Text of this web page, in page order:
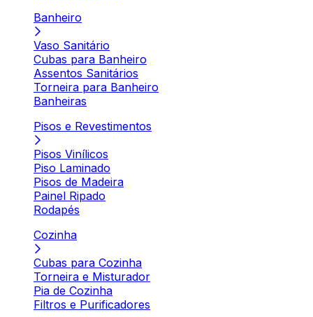
Banheiro
Vaso Sanitário
Cubas para Banheiro
Assentos Sanitários
Torneira para Banheiro
Banheiras
Pisos e Revestimentos
Pisos Vinílicos
Piso Laminado
Pisos de Madeira
Painel Ripado
Rodapés
Cozinha
Cubas para Cozinha
Torneira e Misturador
Pia de Cozinha
Filtros e Purificadores